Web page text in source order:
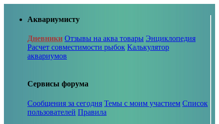
Аквариумисту
Дневники Отзывы на аква товары Энциклопедия
Расчет совместимости рыбок Калькулятор
аквариумов
Сервисы форума
Сообщения за сегодня Темы с моим участием Список
пользователей Правила